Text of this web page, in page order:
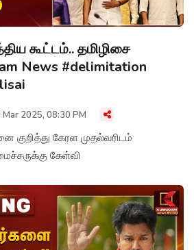
கூட்டம்.. தமிழிசை
News #delimitation
Mar 2025, 08:30 PM
குறித்து கேரள முதல்வரிடம்
கேள்வி